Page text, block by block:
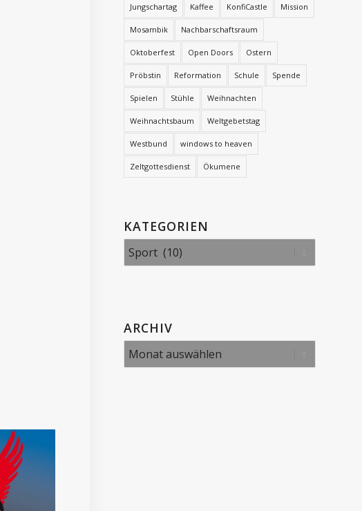
Jungschartag Kaffee KonfiCastle Mission
Mosambik Nachbarschaftsraum
Oktoberfest Open Doors Ostern
Pröbstin Reformation Schule Spende
Spielen Stühle Weihnachten
Weihnachtsbaum Weltgebetstag
Westbund windows to heaven
Zeltgottesdienst Ökumene
KATEGORIEN
Kategorien
ARCHIV